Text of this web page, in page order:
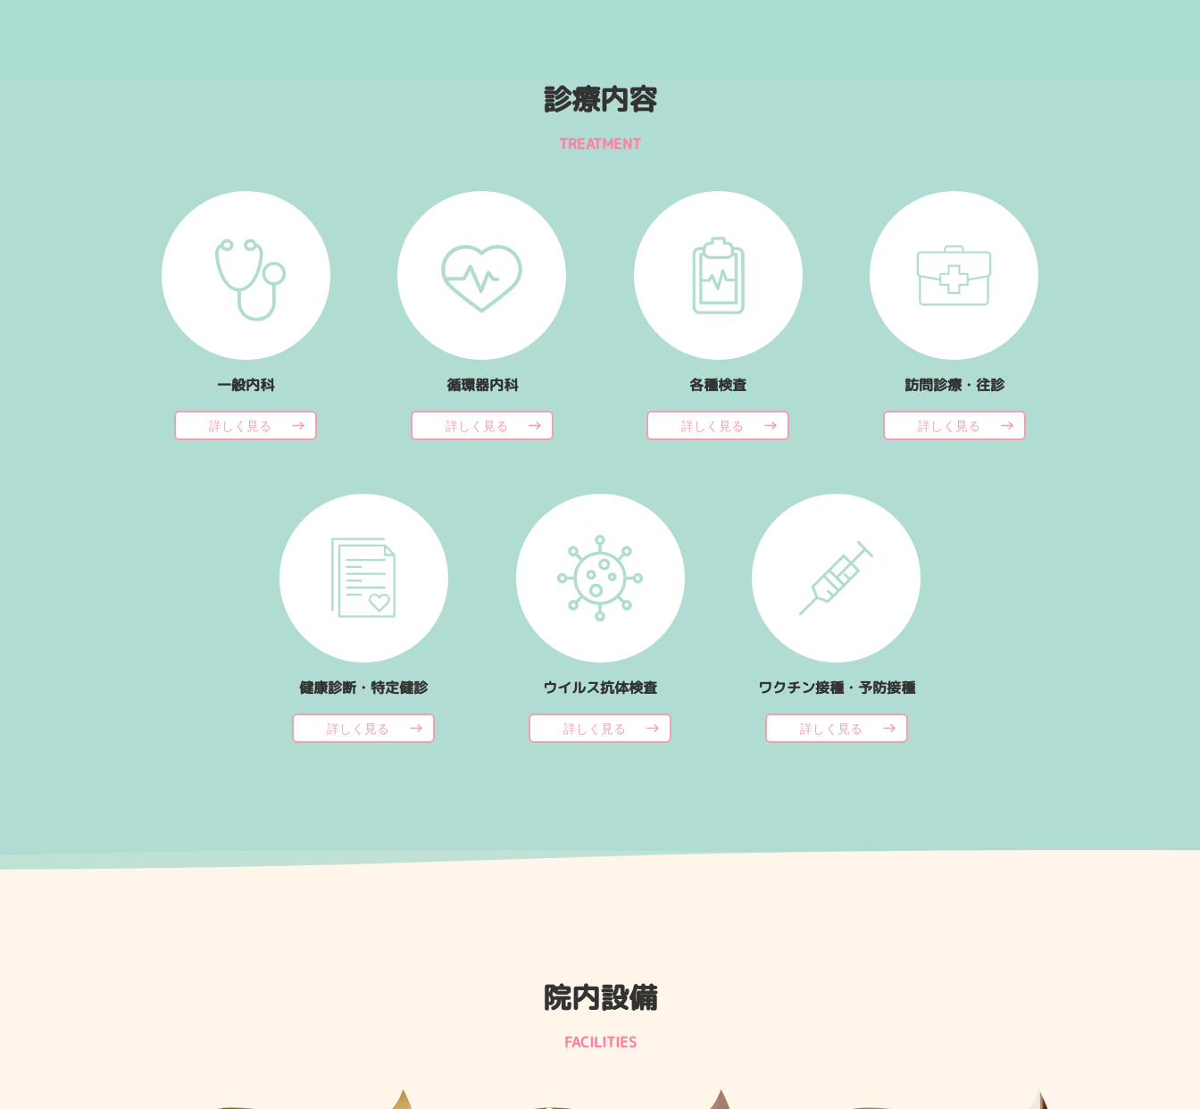
診療内容
TREATMENT
一般内科
詳しく見る
循環器内科
詳しく見る
各種検査
詳しく見る
訪問診療・往診
詳しく見る
健康診断・特定健診
詳しく見る
ウイルス抗体検査
詳しく見る
ワクチン接種・予防接種
詳しく見る
院内設備
FACILITIES